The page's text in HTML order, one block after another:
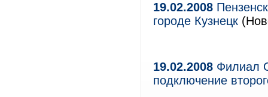
19.02.2008
городе Кузнецк
19.02.2008 Филиал
подключение